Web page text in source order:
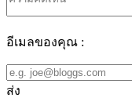
อีเมลของคุณ :
ส่ง